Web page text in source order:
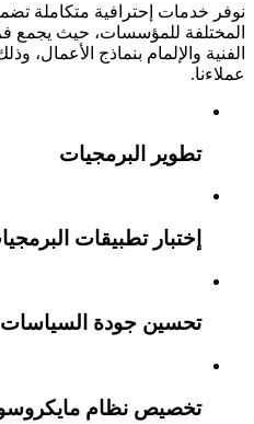
نوفر خدمات إحترافية متكاملة
المختلفة للمؤسسات، حيث يجمع
الفنية والإلمام بنماذج الأعمال،
عملاءنا.
تطوير البرمجيات
إختبار تطبيقات
تحسين جودة السياسات
تخصيص نظام